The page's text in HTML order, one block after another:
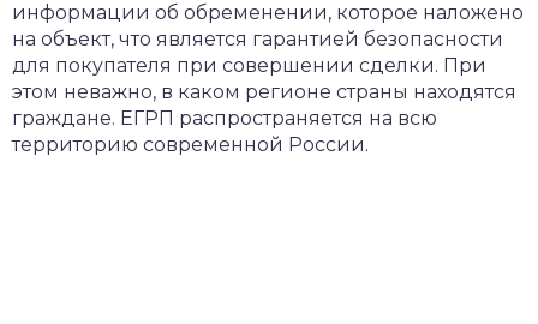
информации об обременении, которое наложено
на объект, что является гарантией безопасности
для покупателя при совершении сделки. При
этом неважно, в каком регионе страны находятся
граждане. ЕГРП распространяется на всю
территорию современной России.